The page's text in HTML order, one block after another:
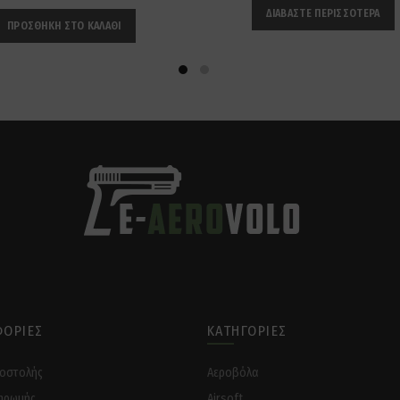
ΠΡΟΣΘΉΚΗ ΣΤΟ ΚΑΛΆΘΙ
ΔΙΑΒΆΣΤΕ ΠΕΡΙΣΣΌΤΕΡΑ
ΚΑΤΗΓΟΡΊΕΣ
Αεροβόλα